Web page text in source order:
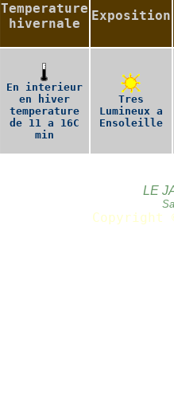
Temperature
hivernale
Exposition
En interieur
en hiver
temperature
de 11 a 16C
min
Tres
Lumineux a
Ensoleille
LE
Copyright